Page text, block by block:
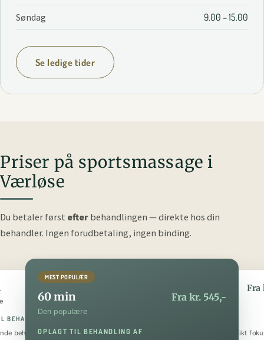
Søndag 9.00 – 15.00
Se ledige tider
Priser på sportsmassage i
Værløse
Du betaler først efter behandlingen — direkte hos din
behandler. Ingen forudbetaling, ingen binding.
BEHANDLING AF
behandling
MEST POPULÆR
60 min Fra kr. 545,-
Den populære
OPLAGT TIL BEHANDLING AF
Fra
Den luksuriøse
Helkropsmassage med et specifikt